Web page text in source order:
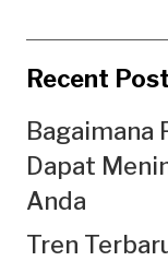
Recent
Bagaimana
Dapat
Anda
Tren